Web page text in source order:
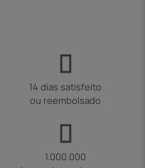
14 dias satisfeito
ou reembolsado
1.000.000